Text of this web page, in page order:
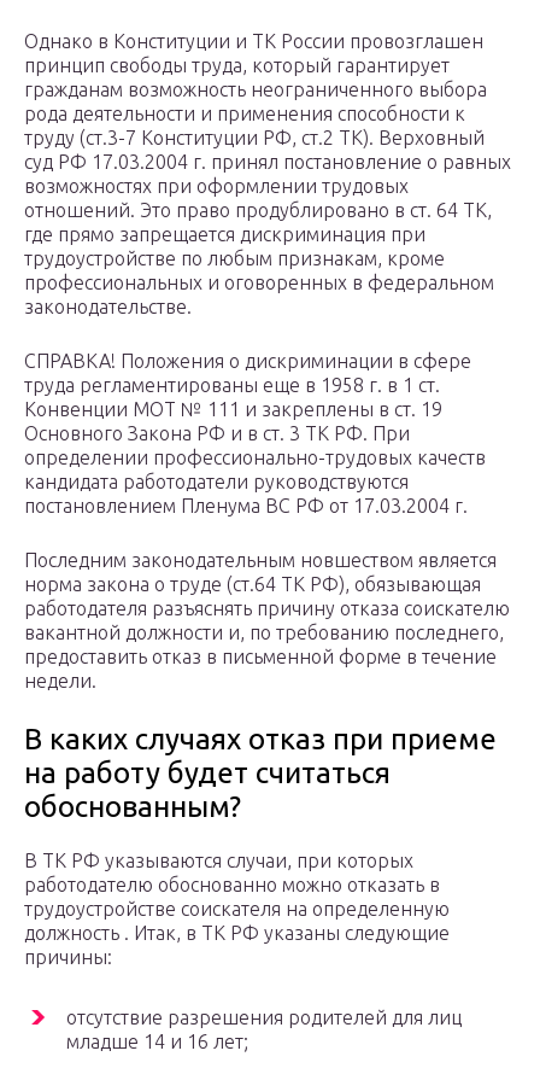
Однако в Конституции и ТК России провозглашен
принцип свободы труда, который гарантирует
гражданам возможность неограниченного выбора
рода деятельности и применения способности к
труду (ст.3-7 Конституции РФ, ст.2 ТК). Верховный
суд РФ 17.03.2004 г. принял постановление о равных
возможностях при оформлении трудовых
отношений. Это право продублировано в ст. 64 ТК,
где прямо запрещается дискриминация при
трудоустройстве по любым признакам, кроме
профессиональных и оговоренных в федеральном
законодательстве.
СПРАВКА! Положения о дискриминации в сфере
труда регламентированы еще в 1958 г. в 1 ст.
Конвенции МОТ № 111 и закреплены в ст. 19
Основного Закона РФ и в ст. 3 ТК РФ. При
определении профессионально-трудовых качеств
кандидата работодатели руководствуются
постановлением Пленума ВС РФ от 17.03.2004 г.
Последним законодательным новшеством является
норма закона о труде (ст.64 ТК РФ), обязывающая
работодателя разъяснять причину отказа соискателю
вакантной должности и, по требованию последнего,
предоставить отказ в письменной форме в течение
недели.
В каких случаях отказ при приеме
на работу будет считаться
обоснованным?
В ТК РФ указываются случаи, при которых
работодателю обоснованно можно отказать в
трудоустройстве соискателя на определенную
должность . Итак, в ТК РФ указаны следующие
причины:
отсутствие разрешения родителей для лиц
младше 14 и 16 лет;